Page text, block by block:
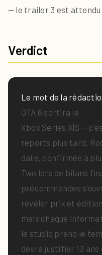
— le trailer 3 est attendu
Verdict
Le mot de la
GTA 6 sortira le
Xbox Series X|S —
reports plus tard,
date, confirmée à
Two lors de bilans
précommandes
révéler prix et
mais chaque
le studio prend le
devra justifier 13 ans